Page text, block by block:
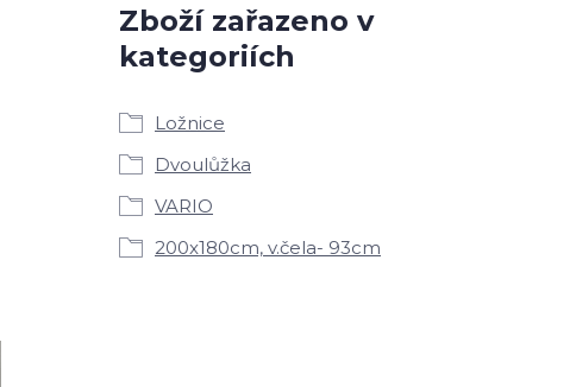
Zboží zařazeno v
kategoriích
Ložnice
Dvoulůžka
VARIO
200x180cm, v.čela- 93cm